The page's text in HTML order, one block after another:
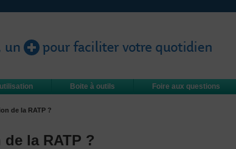
de la RATP ?
la RATP ?
Boite à outils Foire aux questions